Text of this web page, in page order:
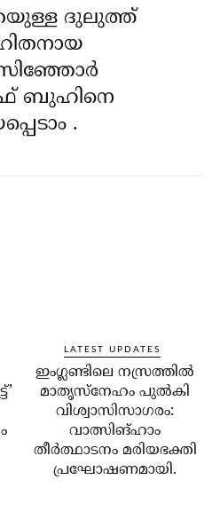
ദുലുത്ത്
ബുഹിനെ
.
LATEST UPDATES
ഇംഗ്ലണ്ടിലെ നസ്രത്തിൽ
മാതൃസ്നേഹം പുൽകി
വിശ്വാസിസാഗരം:
വാത്സിങ്ഹാം
തീർത്ഥാടനം മരിയഭക്തി
പ്രഘോഷണമായി.